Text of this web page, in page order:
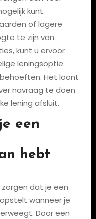
kunt
of lagere
te zijn van
kunt u ervoor
leningsoptie
Het loont
navraag te doen
lening afsluit.
een
hebt
dat je een
wanneer je
Door een